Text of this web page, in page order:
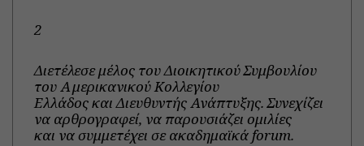
2
Διετέλεσε μέλος του Διοικητικού Συμβουλίου
του Αμερικανικού Κολλεγίου
Ελλάδος και Διευθυντής Ανάπτυξης. Συνεχίζει
να αρθρογραφεί, να παρουσιάζει ομιλίες
και να συμμετέχει σε ακαδημαϊκά forum.